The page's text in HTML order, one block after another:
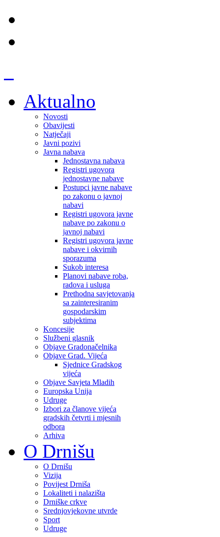
Aktualno
Novosti
Obavijesti
Natječaji
Javni pozivi
Javna nabava
Jednostavna nabava
Registri ugovora
jednostavne nabave
Postupci javne nabave
po zakonu o javnoj
nabavi
Registri ugovora javne
nabave po zakonu o
javnoj nabavi
Registri ugovora javne
nabave i okvirnih
sporazuma
Sukob interesa
Planovi nabave roba,
radova i usluga
Prethodna savjetovanja
sa zainteresiranim
gospodarskim
subjektima
Koncesije
Službeni glasnik
Objave Gradonačelnika
Objave Grad. Vijeća
Sjednice Gradskog
vijeća
Objave Savjeta Mladih
Europska Unija
Udruge
Izbori za članove vijeća
gradskih četvrti i mjesnih
odbora
Arhiva
O Drnišu
O Drnišu
Vizija
Povijest Drniša
Lokaliteti i nalazišta
Drniške crkve
Srednjovjekovne utvrde
Sport
Udruge